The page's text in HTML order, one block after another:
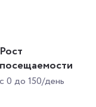
Рост
посещаемости
с 0 до 150/день